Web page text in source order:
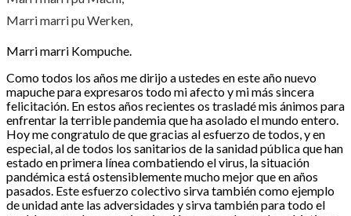
Marri marri pu Werken,
Marri marri Kompuche.
Como todos los años me dirijo a ustedes en este año nuevo
mapuche para expresaros todo mi afecto y mi más sincera
felicitación. En estos años recientes os trasladé mis ánimos para
enfrentar la terrible pandemia que ha asolado el mundo entero.
Hoy me congratulo de que gracias al esfuerzo de todos, y en
especial, al de todos los sanitarios de la sanidad pública que han
estado en primera línea combatiendo el virus, la situación
pandémica está ostensiblemente mucho mejor que en años
pasados. Este esfuerzo colectivo sirva también como ejemplo
de unidad ante las adversidades y sirva también para todo el